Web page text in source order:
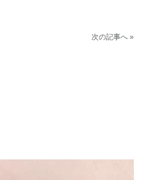
次の記事へ »